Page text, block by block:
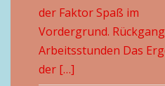
der Faktor Spaß im
Vordergrund.
Arbeitsstunden Das
der […]